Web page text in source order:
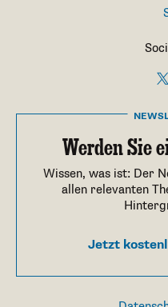
Werden Sie
Wissen, was ist: Der
allen relevanten
Jetzt